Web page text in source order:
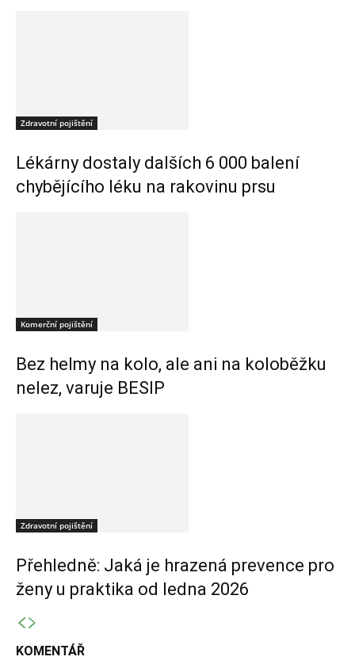
Zdravotní pojištění
Lékárny dostaly dalších 6 000 balení
chybějícího léku na rakovinu prsu
Komerční pojištění
Bez helmy na kolo, ale ani na koloběžku
nelez, varuje BESIP
Zdravotní pojištění
Přehledně: Jaká je hrazená prevence pro
ženy u praktika od ledna 2026
KOMENTÁŘ